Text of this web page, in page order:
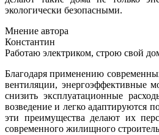
экологически безопасными.
Мнение автора
Константин
Работаю электриком, строю свой
Благодаря применению
вентиляции, энергоэффективные
снизить эксплуатационные
возведение и легко адаптируются
эти преимущества делают их
современного жилищного